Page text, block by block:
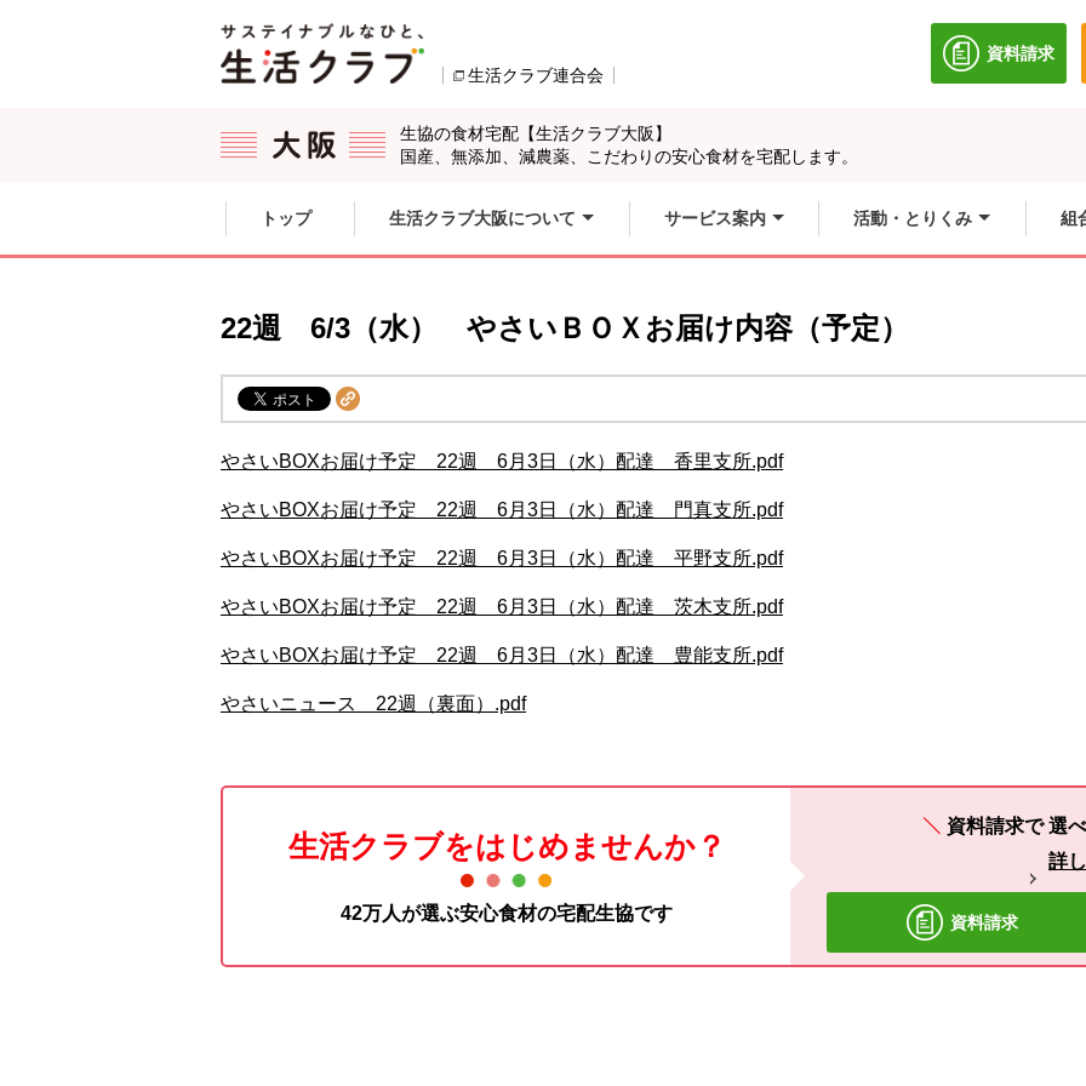
生活クラブ連合会
資料請求
別のウィ
生協の食材宅配【生活クラブ大阪】
国産、無添加、減農薬、こだわりの安心食材を宅配します。
ここからサイト内共通メニューです。
サイト内共通メニューをスキップする
トップ 生活クラブ大阪について サービス案内 活動・とりくみ 組
22週 6/3（水） やさいＢＯＸお届け内容（予定）
やさいBOXお届け予定 22週 6月3日（水）配達 香里支所.pdf
やさいBOXお届け予定 22週 6月3日（水）配達 門真支所.pdf
やさいBOXお届け予定 22週 6月3日（水）配達 平野支所.pdf
やさいBOXお届け予定 22週 6月3日（水）配達 茨木支所.pdf
やさいBOXお届け予定 22週 6月3日（水）配達 豊能支所.pdf
やさいニュース 22週（裏面）.pdf
生活クラブをはじめませんか？
42万人が選ぶ安心食材の宅配生協です
資料請求で選
詳
資料請求